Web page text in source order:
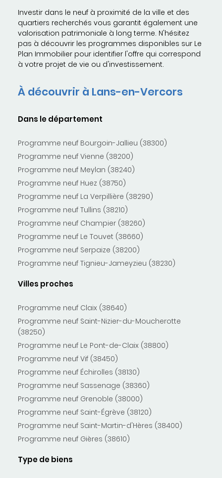
Investir dans le neuf à proximité de la ville et des
quartiers recherchés vous garantit également une
valorisation patrimoniale à long terme. N'hésitez
pas à découvrir les programmes disponibles sur Le
Plan Immobilier pour identifier l'offre qui correspond
à votre projet de vie ou d'investissement.
À découvrir à Lans-en-Vercors
Dans le département
Programme neuf Bourgoin-Jallieu (38300)
Programme neuf Vienne (38200)
Programme neuf Meylan (38240)
Programme neuf Huez (38750)
Programme neuf La Verpillière (38290)
Programme neuf Tullins (38210)
Programme neuf Champier (38260)
Programme neuf Le Touvet (38660)
Programme neuf Serpaize (38200)
Programme neuf Tignieu-Jameyzieu (38230)
Villes proches
Programme neuf Claix (38640)
Programme neuf Saint-Nizier-du-Moucherotte
(38250)
Programme neuf Le Pont-de-Claix (38800)
Programme neuf Vif (38450)
Programme neuf Échirolles (38130)
Programme neuf Sassenage (38360)
Programme neuf Grenoble (38000)
Programme neuf Saint-Égrève (38120)
Programme neuf Saint-Martin-d'Hères (38400)
Programme neuf Gières (38610)
Type de biens